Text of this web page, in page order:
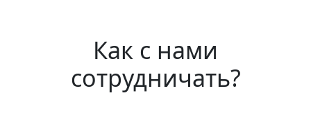
Как с нами
сотрудничать?